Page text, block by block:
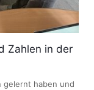
Zahlen in der
gelernt haben und